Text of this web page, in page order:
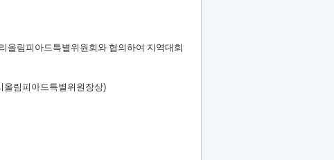
올림피아드특별위원회와 협의하여 지역대회
올림피아드특별위원장상)